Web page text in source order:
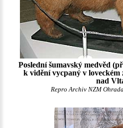
Poslední šumavský medvěd
k vidění vycpaný v
nad
Repro Archiv NZM